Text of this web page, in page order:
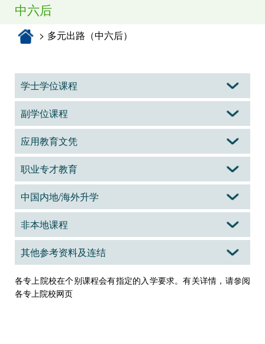
中六后
多元出路（中六后）
学士学位课程
副学位课程
应用教育文凭
职业专才教育
中国内地/海外升学
非本地课程
其他参考资料及连结
各专上院校在个别课程会有指定的入学要求。有关详情，请參阅
各专上院校网页